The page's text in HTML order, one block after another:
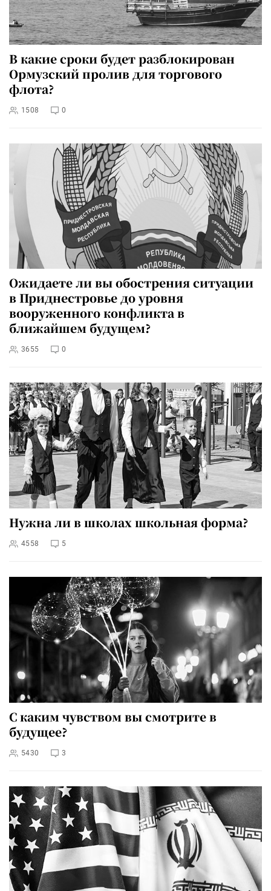
В какие сроки будет разблокирован
Ормузский пролив для торгового
флота?
1508 0
Ожидаете ли вы обострения ситуации
в Приднестровье до уровня
вооруженного конфликта в
ближайшем будущем?
3655 0
Нужна ли в школах школьная форма?
4558 5
С каким чувством вы смотрите в
будущее?
5430 3